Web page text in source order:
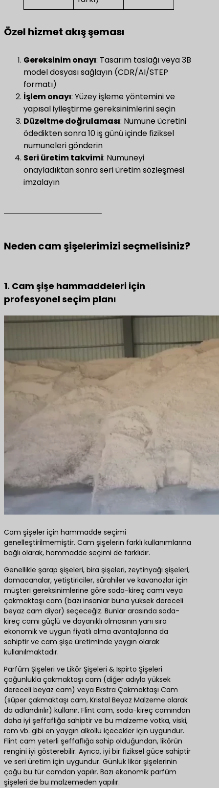
Özel hizmet akış şeması
Gereksinim onayı​: Tasarım taslağı veya 3B
model dosyası sağlayın (CDR/AI/STEP
formatı)
​İşlem onayı​​: Yüzey işleme yöntemini ve
yapısal iyileştirme gereksinimlerini seçin
​Düzeltme doğrulaması​​: Numune ücretini
ödedikten sonra 10 iş günü içinde fiziksel
numuneleri gönderin
​Seri üretim takvimi​​: Numuneyi
onayladıktan sonra seri üretim sözleşmesi
imzalayın
Neden cam şişelerimizi seçmelisiniz?
1. Cam şişe hammaddeleri için
profesyonel seçim planı
Cam şişeler için hammadde seçimi
genelleştirilmemiştir. Cam şişelerin farklı kullanımlarına
bağlı olarak, hammadde seçimi de farklıdır.
Genellikle şarap şişeleri, bira şişeleri, zeytinyağı şişeleri,
damacanalar, yetiştiriciler, sürahiler ve kavanozlar için
müşteri gereksinimlerine göre soda-kireç camı veya
çakmaktaşı cam (bazı insanlar buna yüksek dereceli
beyaz cam diyor) seçeceğiz. Bunlar arasında soda-
kireç camı güçlü ve dayanıklı olmasının yanı sıra
ekonomik ve uygun fiyatlı olma avantajlarına da
sahiptir ve cam şişe üretiminde yaygın olarak
kullanılmaktadır.
Parfüm Şişeleri ve Likör Şişeleri & İspirto Şişeleri
çoğunlukla çakmaktaşı cam (diğer adıyla yüksek
dereceli beyaz cam) veya Ekstra Çakmaktaşı Cam
(süper çakmaktaşı cam, Kristal Beyaz Malzeme olarak
da adlandırılır) kullanır. Flint cam, soda-kireç camından
daha iyi şeffaflığa sahiptir ve bu malzeme votka, viski,
rom vb. gibi en yaygın alkollü içecekler için uygundur.
Flint cam yeterli şeffaflığa sahip olduğundan, likörün
rengini iyi gösterebilir. Ayrıca, iyi bir fiziksel güce sahiptir
ve seri üretim için uygundur. Günlük likör şişelerinin
çoğu bu tür camdan yapılır. Bazı ekonomik parfüm
şişeleri de bu malzemeden yapılır.